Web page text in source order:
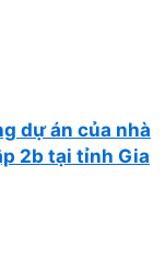
dự án của nhà
2b tại tỉnh Gia